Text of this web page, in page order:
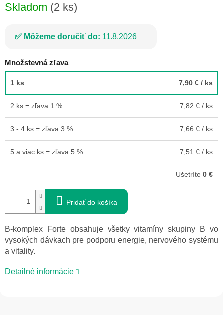
Skladom (2 ks)
Môžeme doručiť do: 11.8.2026
Množstevná zľava
1 ks 7,90 € / ks
2 ks = zľava 1 % 7,82 € / ks
3 - 4 ks = zľava 3 % 7,66 € / ks
5 a viac ks = zľava 5 % 7,51 € / ks
Ušetríte 0 €
Pridať do košíka
B-komplex Forte obsahuje všetky vitamíny skupiny B vo
vysokých dávkach pre podporu energie, nervového systému
a vitality.
Detailné informácie